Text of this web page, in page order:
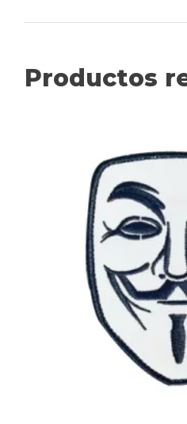
Productos